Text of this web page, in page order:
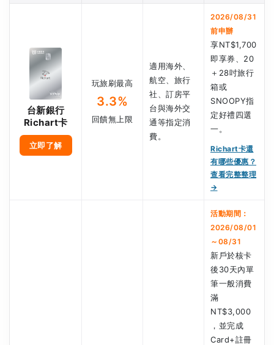
台新銀行
Richart卡
立即了解
玩旅刷最高
3.3%
回饋無上限
適用海外、
航空、旅行
社、訂房平
台與海外交
通等指定消
費。
2026/08/31
前申辦
享NT$1,700
即享券、20
＋28吋旅行
箱或
SNOOPY指
定好禮四選
一。
Richart卡還
有哪些優惠？
查看完整整理
→
活動期間：
2026/08/01
～08/31
新戶於核卡
後30天內單
筆一般消費
滿
NT$3,000
，並完成
Card+註冊